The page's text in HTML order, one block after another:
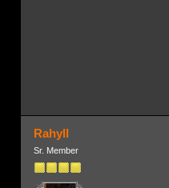
Rahyll
Sr. Member